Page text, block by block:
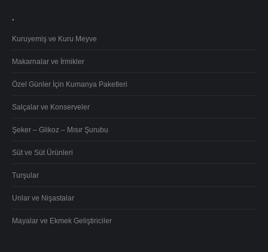
.
Kuruyemiş ve Kuru Meyve
Makarnalar ve İrmikler
Özel Günler İçin Kumanya Paketleri
Salçalar ve Konserveler
Şeker – Glikoz – Mısır Şurubu
Süt ve Süt Ürünleri
Turşular
Unlar ve Nişastalar
Mayalar ve Ekmek Geliştiriciler